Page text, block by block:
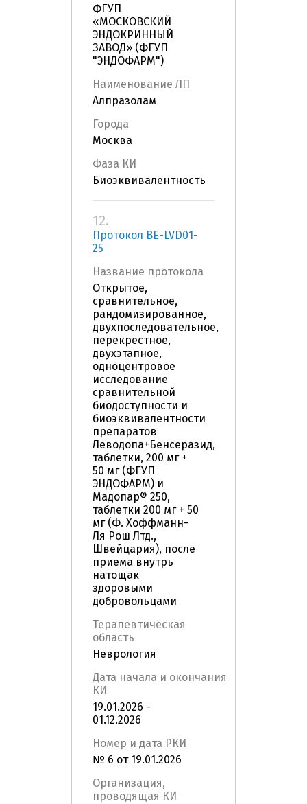
ФГУП
«МОСКОВСКИЙ
ЭНДОКРИННЫЙ
ЗАВОД» (ФГУП
"ЭНДОФАРМ")
Наименование ЛП
Алпразолам
Города
Москва
Фаза КИ
Биоэквивалентность
12.
Протокол BE-LVD01-
25
Название протокола
Открытое,
сравнительное,
рандомизированное,
двухпоследовательное,
перекрестное,
двухэтапное,
одноцентровое
исследование
сравнительной
биодоступности и
биоэквивалентности
препаратов
Леводопа+Бенсеразид,
таблетки, 200 мг +
50 мг (ФГУП
ЭНДОФАРМ) и
Мадопар® 250,
таблетки 200 мг + 50
мг (Ф. Хоффманн-
Ля Рош Лтд.,
Швейцария), после
приема внутрь
натощак
здоровыми
добровольцами
Терапевтическая
область
Неврология
Дата начала и окончания
КИ
19.01.2026 -
01.12.2026
Номер и дата РКИ
№ 6 от 19.01.2026
Организация,
проводящая КИ